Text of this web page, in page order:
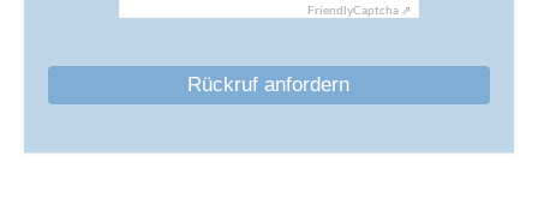
FriendlyCaptcha ⇗